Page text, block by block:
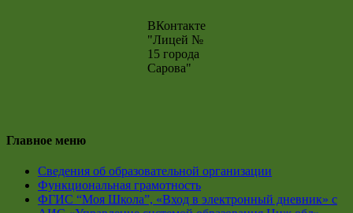
ВКонтакте
"Лицей №
15 города
Сарова"
Главное меню
Сведения об образовательной организации
Функциональная грамотность
ФГИС “Моя Школа”, «Вход в электронный дневник» с